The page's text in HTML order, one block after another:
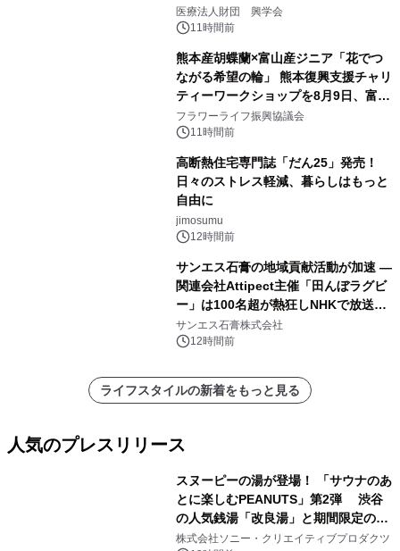
療計画」をテーマに専門監修
医療法人財団 興学会
11時間前
熊本産胡蝶蘭×富山産ジニア「花でつ
ながる希望の輪」 熊本復興支援チャリ
ティーワークショップを8月9日、富
山・射水で開催
フラワーライフ振興協議会
11時間前
高断熱住宅専門誌「だん25」発売！
日々のストレス軽減、暮らしはもっと
自由に
jimosumu
12時間前
サンエス石膏の地域貢献活動が加速 ―
関連会社Attipect主催「田んぼラグビ
ー」は100名超が熱狂しNHKで放送さ
れました。
サンエス石膏株式会社
12時間前
ライフスタイルの新着をもっと見る
人気のプレスリリース
スヌーピーの湯が登場！ 「サウナのあ
とに楽しむPEANUTS」第2弾 渋谷
の人気銭湯「改良湯」と期間限定のコ
ラボレーション サウナイキタイコラ
株式会社ソニー・クリエイティブプロダクツ